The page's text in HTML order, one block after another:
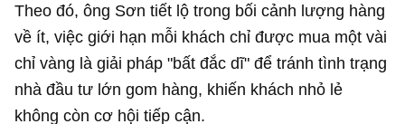
Theo đó, ông Sơn tiết lộ trong bối cảnh lượng hàng
về ít, việc giới hạn mỗi khách chỉ được mua một vài
chỉ vàng là giải pháp "bất đắc dĩ" để tránh tình trạng
nhà đầu tư lớn gom hàng, khiến khách nhỏ lẻ
không còn cơ hội tiếp cận.